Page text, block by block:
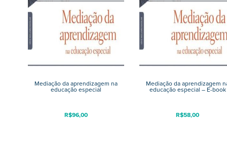
Mediação da aprendizagem na
educação especial
R$96,00
Mediação da aprendizagem
educação especial – E-book
R$58,00